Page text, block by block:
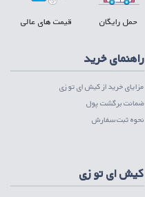
حمل رایگان قیمت های عالی
راهنمای خرید
مزایای خرید از کیش ای تو زی
ضمانت برگشت پول
نحوه ثبت سفارش
کیش ای تو زی